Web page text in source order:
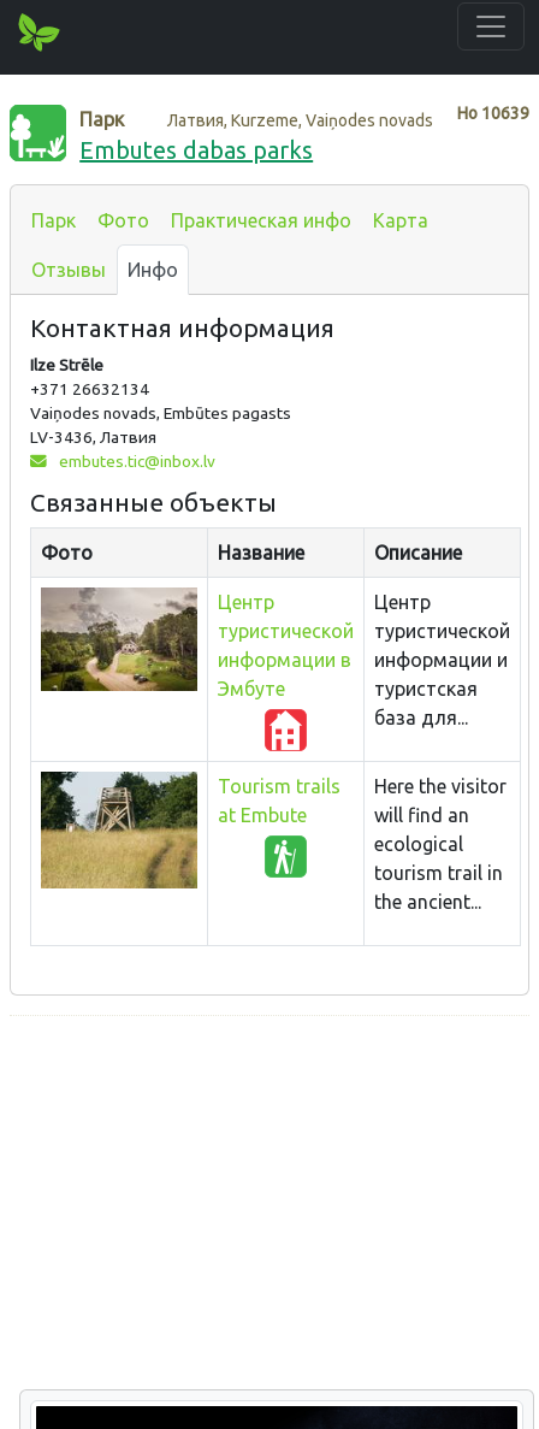
Нo 10639
Парк Латвия, Kurzeme, Vaiņodes novads
Embutes dabas parks
Парк Фото Практическая инфо Карта
Отзывы Инфо
Контактная информация
Ilze Strēle
+371 26632134
Vaiņodes novads, Embūtes pagasts
LV-3436, Латвия
embutes.tic@inbox.lv
Связанные объекты
Фото Название Описание
Центр
туристической
информации в
Эмбуте
Центр
туристической
информации и
туристская
база для...
Tourism trails
at Embute
Here the visitor
will find an
ecological
tourism trail in
the ancient...